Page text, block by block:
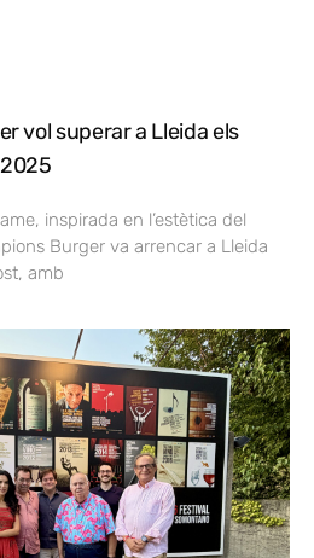
vol superar a Lleida els
inspirada en l’estètica del
Burger va arrencar a Lleida
amb